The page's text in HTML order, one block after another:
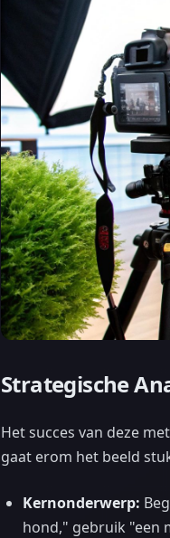
Strategische
Het succes van deze
gaat erom het beeld
Kernonderwerp:
hond," gebruik "een